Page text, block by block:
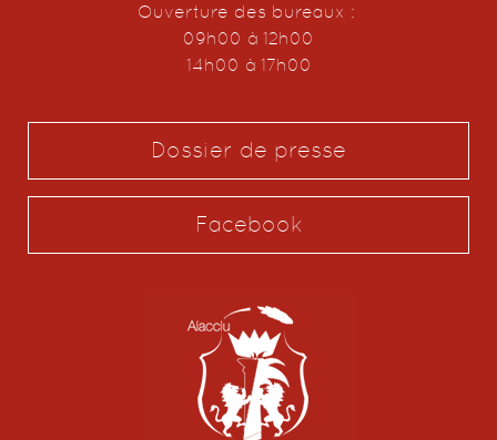
Ouverture des bureaux :
09h00 à 12h00
14h00 à 17h00
Dossier de presse
Facebook